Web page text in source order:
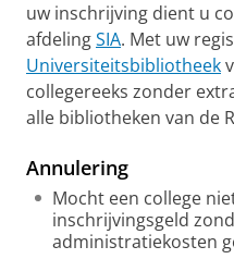
uw inschrijving dient u
afdelingSIA. Met uw
Universiteitsbibliotheek
collegereeks zonder
alle bibliotheken van de
Annulering
Mocht een college
inschrijvingsgeld
administratiekosten